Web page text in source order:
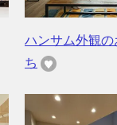
ハンサム外観の
ち